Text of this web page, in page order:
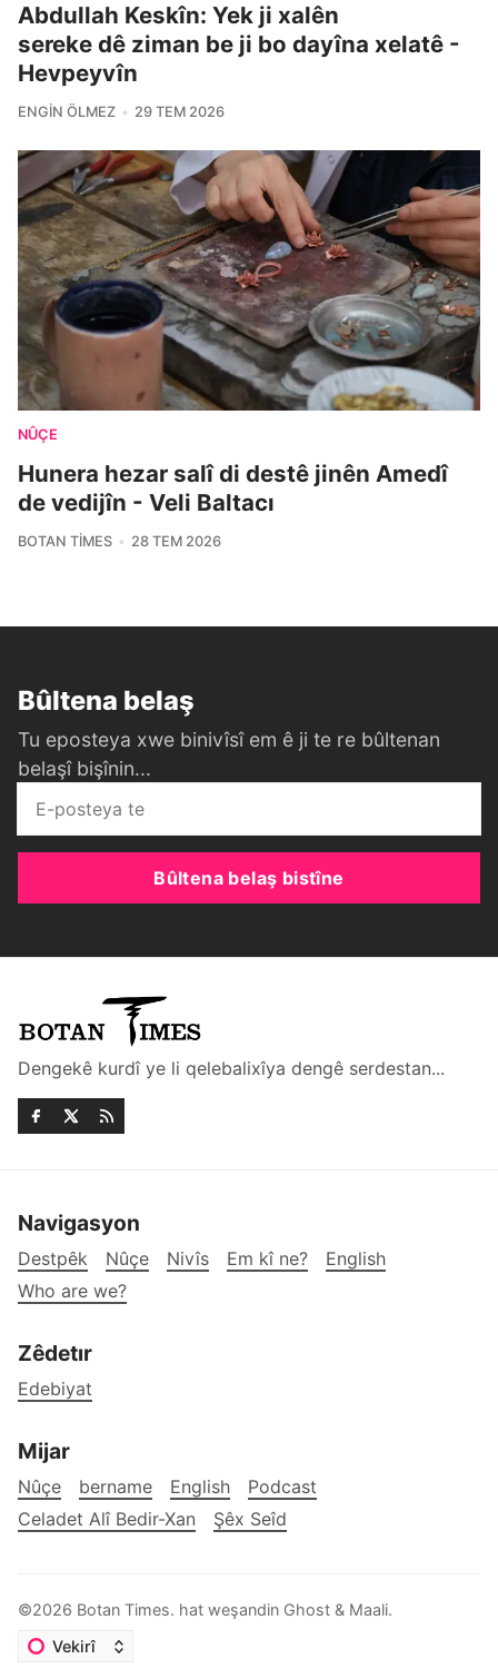
Abdullah Keskîn: Yek ji xalên
sereke dê ziman be ji bo dayîna xelatê -
Hevpeyvîn
ENGIN ÖLMEZ 29 TEM 2026
NÛÇE
Hunera hezar salî di destê jinên Amedî
de vedijîn - Veli Baltacı
BOTAN TIMES 28 TEM 2026
Bûltena belaş
Tu eposteya xwe binivîsî em ê ji te re bûltenan
belaşî bişînin...
Bûltena belaş bistîne
Dengekê kurdî ye li qelebalixîya dengê serdestan...
Navigasyon
Destpêk Nûçe Nivîs Em kî ne?
English
Who are we?
Zêdetır
Edebiyat
Mijar
Nûçe bername English
Podcast
Celadet Alî Bedir-Xan
Şêx Seîd
©2026 Botan Times. hat weşandin Ghost & Maali.